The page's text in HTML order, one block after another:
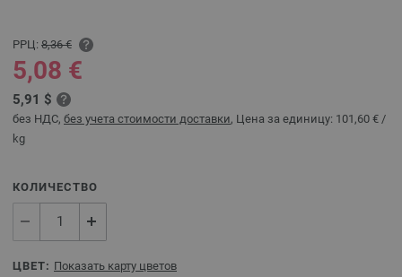
РРЦ: 8,36 €
5,08 €
5,91 $
без НДС, без учета стоимости доставки, Цена за единицу: 101,60 € /
kg
КОЛИЧЕСТВО
ЦВЕТ: Показать карту цветов